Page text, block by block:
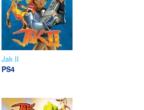
Jak II
PS4